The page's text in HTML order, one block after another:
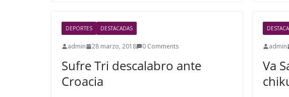
k
k
DEPORTES DESTACADAS
admin 28 marzo, 2018 0 Comments
Sufre Tri descalabro ante
Croacia
admin
Va